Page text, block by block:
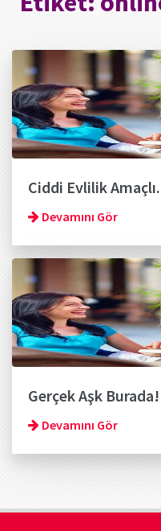
Ciddi Evlilik
Devamını Gör
Gerçek Aşk Burada!
Devamını Gör